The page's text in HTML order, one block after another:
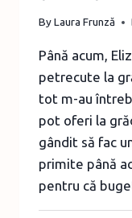
ByLaura Frunză
Până acum,
petrecute la
tot m-au
pot oferi la
gândit să fac
primite până
pentru că